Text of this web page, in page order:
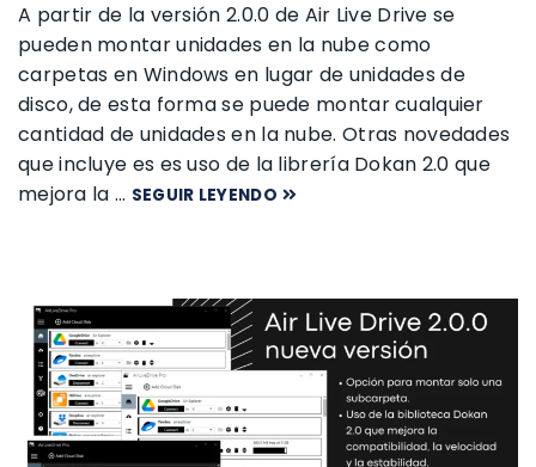
A partir de la versión 2.0.0 de Air Live Drive se
pueden montar unidades en la nube como
carpetas en Windows en lugar de unidades de
disco, de esta forma se puede montar cualquier
cantidad de unidades en la nube. Otras novedades
que incluye es es uso de la librería Dokan 2.0 que
mejora la … SEGUIR LEYENDO